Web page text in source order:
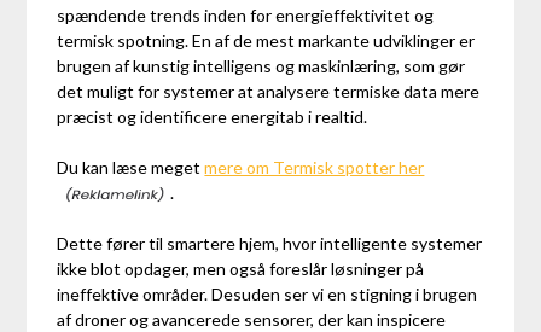
spændende trends inden for energieffektivitet og
termisk spotning. En af de mest markante udviklinger er
brugen af kunstig intelligens og maskinlæring, som gør
det muligt for systemer at analysere termiske data mere
præcist og identificere energitab i realtid.
Du kan læse megetmere om Termisk spotter her
.
Dette fører til smartere hjem, hvor intelligente systemer
ikke blot opdager, men også foreslår løsninger på
ineffektive områder. Desuden ser vi en stigning i brugen
af droner og avancerede sensorer, der kan inspicere